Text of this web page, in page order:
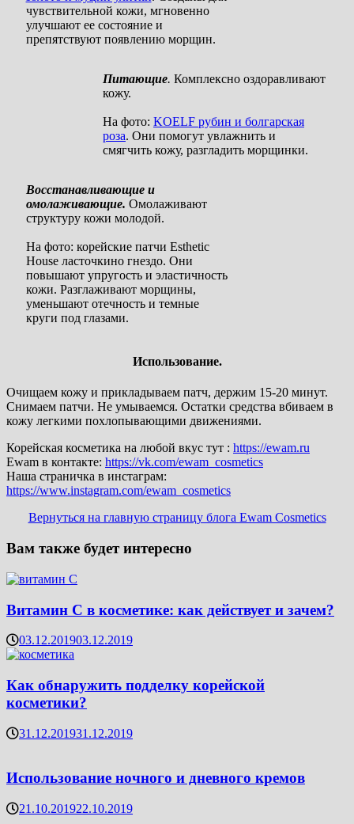
чувствительной кожи, мгновенно
улучшают ее состояние и
препятствуют появлению морщин.
Питающие. Комплексно оздоравливают
кожу.
На фото: KOELF рубин и болгарская
роза. Они помогут увлажнить и
смягчить кожу, разгладить морщинки.
Восстанавливающие и
омолаживающие. Омолаживают
структуру кожи молодой.
На фото: корейские патчи Esthetic
House ласточкино гнездо. Они
повышают упругость и эластичность
кожи. Разглаживают морщины,
уменьшают отечность и темные
круги под глазами.
Использование.
Очищаем кожу и прикладываем патч, держим 15-20 минут.
Снимаем патчи. Не умываемся. Остатки средства вбиваем в
кожу легкими похлопывающими движениями.
Корейская косметика на любой вкус тут : https://ewam.ru
Ewam в контакте: https://vk.com/ewam_cosmetics
Наша страничка в инстаграм:
https://www.instagram.com/ewam_cosmetics
Вернуться на главную страницу блога Ewam Cosmetics
Вам также будет интересно
Витамин C в косметике: как действует и зачем?
03.12.201903.12.2019
Как обнаружить подделку корейской
косметики?
31.12.201931.12.2019
Использование ночного и дневного кремов
21.10.201922.10.2019